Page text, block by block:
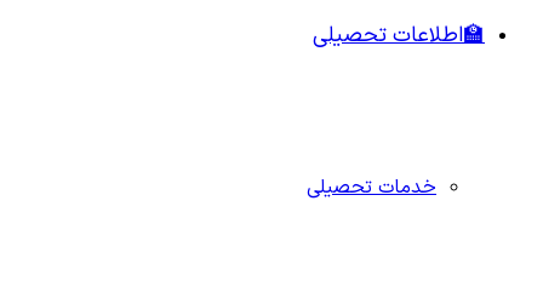
🏫اطلاعات تحصیلی
خدمات تحصیلی